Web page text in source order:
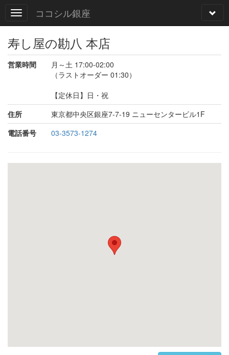
ココシル銀座
寿し屋の勘八 本店
営業時間
月～土 17:00-02:00
（ラストオーダー 01:30）
【定休日】日・祝
住所
東京都中央区銀座7-7-19 ニューセンタービル1F
電話番号
03-3573-1274